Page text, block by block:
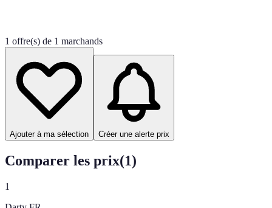
1 offre(s) de 1 marchands
Ajouter à ma sélection Créer une alerte prix
Comparer les prix(1)
1